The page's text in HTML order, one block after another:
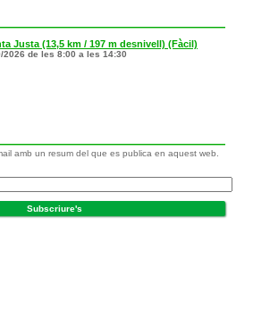
Justa (13,5 km / 197 m desnivell) (Fàcil)
de les 8:00 a les 14:30
amb un resum del que es publica en aquest web.